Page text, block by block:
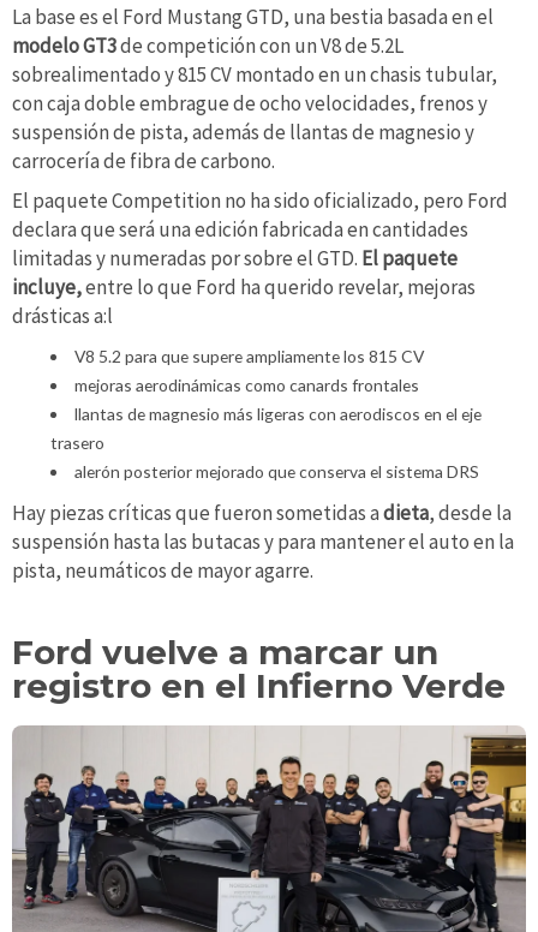
La base es el Ford Mustang GTD, una bestia basada en el
modelo GT3de competición con un V8 de 5.2L
sobrealimentado y 815 CV montado en un chasis tubular,
con caja doble embrague de ocho velocidades, frenos y
suspensión de pista, además de llantas de magnesio y
carrocería de fibra de carbono.
El paquete Competition no ha sido oficializado, pero Ford
declara que será una edición fabricada en cantidades
limitadas y numeradas por sobre el GTD. El paquete
incluye,entre lo que Ford ha querido revelar, mejoras
drásticas a:l
V8 5.2 para que supere ampliamente los 815 CV
mejoras aerodinámicas como canards frontales
llantas de magnesio más ligeras con aerodiscos en el eje
trasero
alerón posterior mejorado que conserva el sistema DRS
Hay piezas críticas que fueron sometidas adieta, desde la
suspensión hasta las butacas y para mantener el auto en la
pista, neumáticos de mayor agarre.
Ford vuelve a marcar un
registro en el Infierno Verde